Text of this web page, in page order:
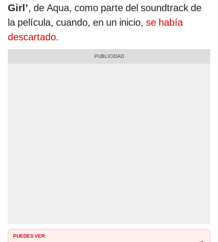
Girl’, de Aqua, como parte del soundtrack de
la película, cuando, en un inicio, se había
descartado.
PUEDES VER: